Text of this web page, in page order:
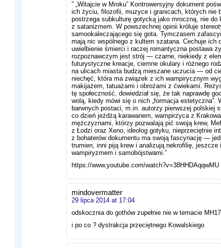
” „Witajcie w Mroku” Kontrowersyjny dokument
ich życiu, filozofii, muzyce i granicach, których nie
postrzega subkulturę gotycką jako mroczną, nie do
z satanizmem. W powszechnej opinii króluje
samookaleczającego się gota. Tymczasem
mają nic wspólnego z kultem szatana. Cechuje ich
uwielbienie śmierci i raczej romantyczna postawa
rozpoznawczym jest strój — czarne, niekiedy z
futurystyczne kreacje, ciemne okulary i różnego
na ulicach miasta budzą mieszane uczucia — od
niechęć, która ma związek z ich wampirycznym
makijażem, tatuażami i obrożami z ćwiekami.
tę społeczność, dowiedział się, że tak naprawdę
wolą, kiedy mówi się o nich „formacja estetyczna”.
barwnych postaci, m.in. autorzy pierwszej polskiej
co dzień jeżdżą karawanem, wampirzyca z
mężczyznami, którzy pozwalają pić swoją krew,
z Łodzi oraz Xeno, ideolog gotyku, nieprzeciętnie
z bohaterów dokumentu ma swoją fascynację —
trumien, inni piją krew i analizują nekrofilię, jeszcze
wampiryzmem i samobójstwami.”
https://www.youtube.com/watch?v=38HHDAqqwMU
mindovermatter
29 lipca 2014 at 17:04
odskocznia do gothów zupełnie nie w temacie
i po co ? dystrakcja przeciętnego Kowalskiego